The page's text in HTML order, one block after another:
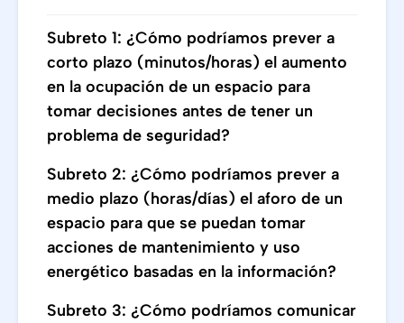
Subreto 1: ¿Cómo podríamos prever a
corto plazo (minutos/horas) el aumento
en la ocupación de un espacio para
tomar decisiones antes de tener un
problema de seguridad?
Subreto 2: ¿Cómo podríamos prever a
medio plazo (horas/días) el aforo de un
espacio para que se puedan tomar
acciones de mantenimiento y uso
energético basadas en la información?
Subreto 3: ¿Cómo podríamos comunicar